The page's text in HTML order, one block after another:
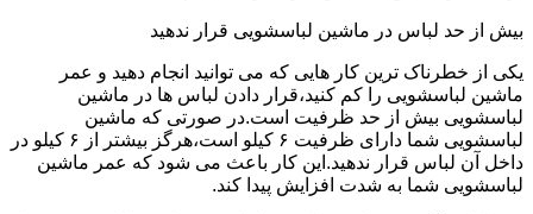
بیش از حد لباس در ماشین لباسشویی قرار ندهید
یکی از خطرناک ترین کار هایی که می توانید انجام دهید و عمر
ماشین لباسشویی را کم کنید،قرار دادن لباس ها در ماشین
لباسشویی بیش از حد ظرفیت است.در صورتی که ماشین
لباسشویی شما دارای ظرفیت ۶ کیلو است،هرگز بیشتر از ۶ کیلو در
داخل آن لباس قرار ندهید.این کار باعث می شود که عمر ماشین
لباسشویی شما به شدت افزایش پیدا کند.